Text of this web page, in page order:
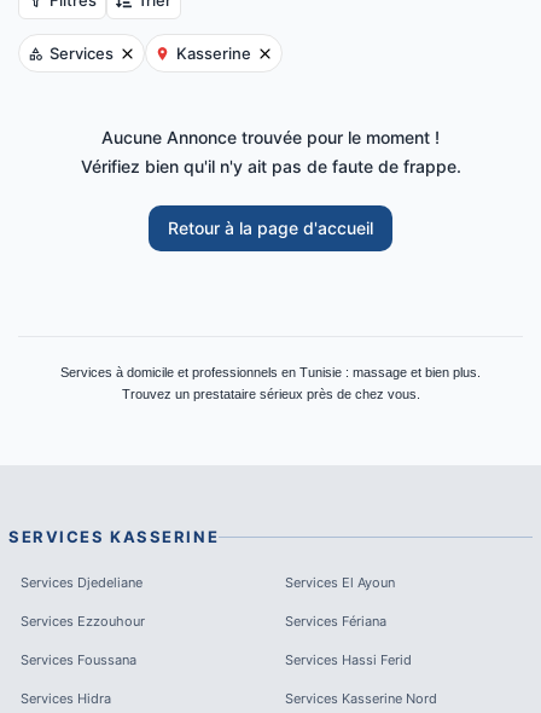
Services Kasserine
Aucune Annonce trouvée pour le moment !
Vérifiez bien qu'il n'y ait pas de faute de frappe.
Retour à la page d'accueil
Services à domicile et professionnels en Tunisie : massage et bien plus.
Trouvez un prestataire sérieux près de chez vous.
SERVICES KASSERINE
Services Djedeliane Services El Ayoun
Services Ezzouhour Services Fériana
Services Foussana Services Hassi Ferid
Services Hidra Services Kasserine Nord